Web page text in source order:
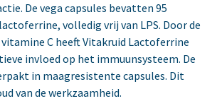
De vega capsules bevatten 95
volledig vrij van LPS. Door de
C heeft Vitakruid Lactoferrine
invloed op het immuunsysteem. De
in maagresistente capsules. Dit
van de werkzaamheid.